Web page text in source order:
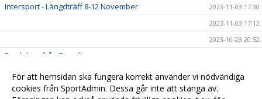
Intersport - Längdträff 8-12 November
2023-11-03 17:30
2023-11-03 17:12
2023-10-23 20:52
Produkter från Ravelli
Skänk din Pant till Rångedala IK! 2023-09-12 09:24
Sponsorhuset 2023-04-23 15:33
För att hemsidan ska fungera korrekt använder vi nödvändiga
cookies från SportAdmin. Dessa går inte att stänga av.